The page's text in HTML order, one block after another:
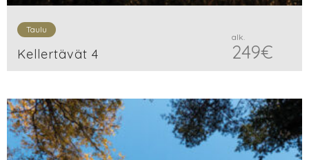
Taulu
Kellertävät 4
alk.
249€